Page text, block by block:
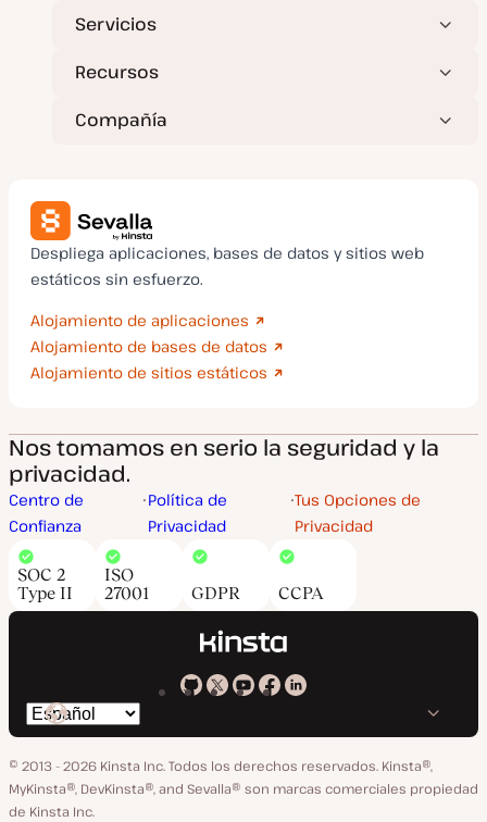
Servicios
Recursos
Compañía
Despliega aplicaciones, bases de datos y sitios web
estáticos sin esfuerzo.
Alojamiento de aplicaciones
Alojamiento de bases de datos
Alojamiento de sitios estáticos
Nos tomamos en serio la seguridad y la
privacidad.
Centro de
Confianza
Política de
Privacidad
Tus Opciones de
Privacidad
SOC 2
Type II
ISO
27001
GDPR CCPA
Kinsta
GitHub
Kinsta
X
Kinsta
YouTube
Kinsta
Facebook
Kinsta
LinkedIn
Cambiar
idioma
© 2013 - 2026 Kinsta Inc. Todos los derechos reservados. Kinsta®,
MyKinsta®, DevKinsta®, and Sevalla® son marcas comerciales propiedad
de Kinsta Inc.